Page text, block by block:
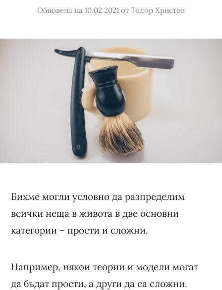
Обновена на 10.02.2021 от Тодор Христов
Бихме могли условно да разпределим
всички неща в живота в две основни
категории – прости и сложни.
Например, някои теории и модели могат
да бъдат прости, а други да са сложни.